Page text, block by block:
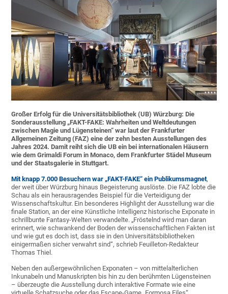
Großer Erfolg für die Universitätsbibliothek (UB) Würzburg: Die
Sonderausstellung „FAKT-FAKE: Wahrheiten und Weltdeutungen
zwischen Magie und Lügensteinen“ war laut derFrankfurter
Allgemeinen Zeitung (FAZ) eine der zehn besten Ausstellungen des
Jahres 2024. Damit reiht sich die UB ein bei internationalen Häusern
wie dem Grimaldi Forum in Monaco, dem Frankfurter Städel Museum
und der Staatsgalerie in Stuttgart.
Mit knapp 7.000 Besuchern war „FAKT-FAKE“ ein Publikumsmagnet,
der weit über Würzburg hinaus Begeisterung auslöste. Die FAZ lobte die
Schau als ein herausragendes Beispiel für die Verteidigung der
Wissenschaftskultur. Ein besonderes Highlight der Ausstellung war die
finale Station, an der eine Künstliche Intelligenz historische Exponate in
schrillbunte Fantasy-Welten verwandelte. „Fröstelnd wird man daran
erinnert, wie schwankend der Boden der wissenschaftlichen Fakten ist
und wie gut es doch ist, dass sie in den Universitätsbibliotheken
einigermaßen sicher verwahrt sind“, schrieb Feuilleton-Redakteur
Thomas Thiel.
Neben den außergewöhnlichen Exponaten – von mittelalterlichen
Inkunabeln und Manuskripten bis hin zu den berühmten Lügensteinen
– überzeugte die Ausstellung durch interaktive Formate wie eine